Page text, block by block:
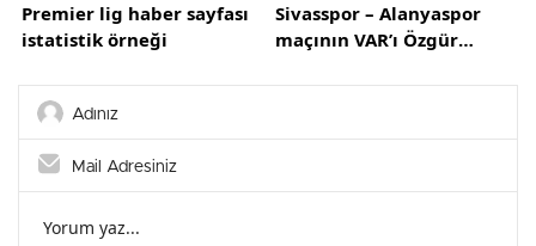
Premier lig haber sayfası
istatistik örneği
Sivasspor – Alanyaspor
maçının VAR’ı Özgür